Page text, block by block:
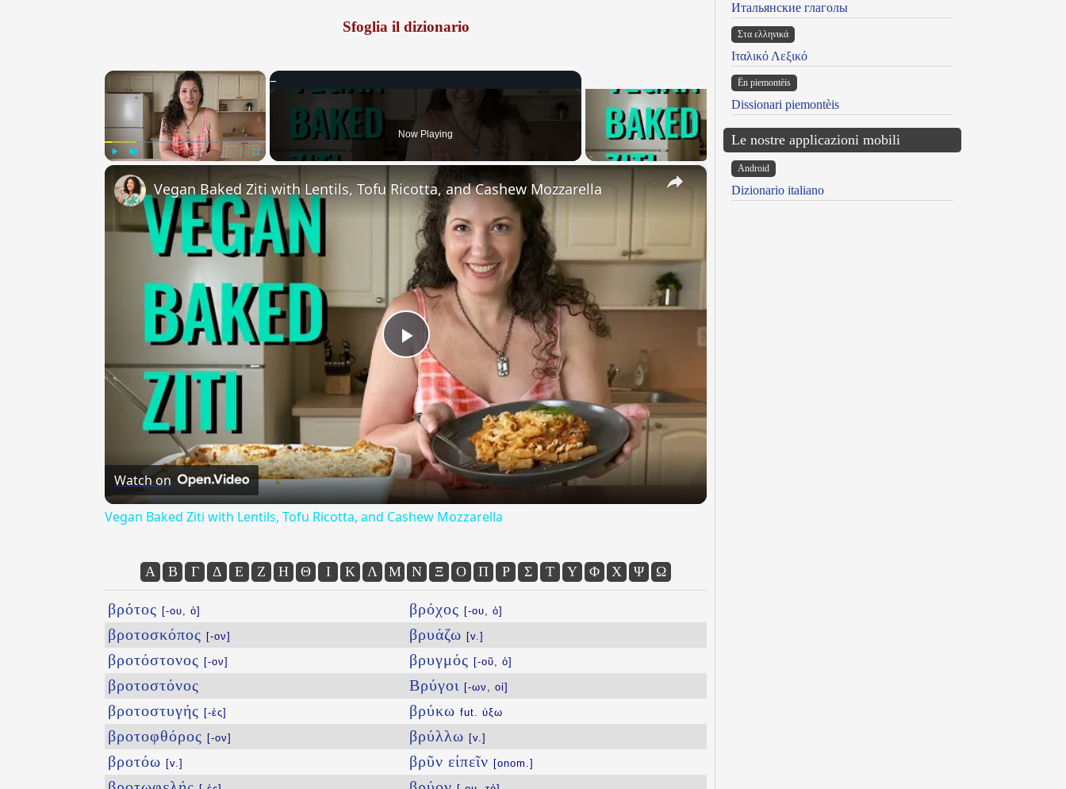
Sfoglia il dizionario
×
Now Playing
×
Play
Video
Vegan Baked Ziti with Lentils, Tofu Ricotta, and Cashew Mozzarella
Watch on
Vegan Baked Ziti with Lentils, Tofu Ricotta, and Cashew Mozzarella
Α Β Γ Δ Ε Ζ Η Θ Ι Κ Λ Μ Ν Ξ Ο Π Ρ Σ Τ Υ Φ Χ Ψ Ω
βρότος [-ου, ὁ]
βροτοσκόπος [-ον]
βροτόστονος [-ον]
βροτοστόνος
βροτοστυγής [-ές]
βροτοφθόρος [-ον]
βροτόω [v.]
βρόχος [-ου, ὁ]
βρυάζω [v.]
βρυγμός [-οῦ, ὁ]
Βρύγοι [-ων, οἱ]
βρύκω fut. ύξω
βρύλλω [v.]
βρῦν εἰπεῖν [onom.]
Итальянские глаголы
Στα ελληνικά
Ιταλικό Λεξικό
Ën piemontèis
Dissionari piemontèis
Le nostre applicazioni mobili
Android
Dizionario italiano